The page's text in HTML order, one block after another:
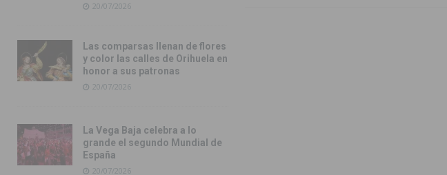
20/07/2026
Las comparsas llenan de flores
y color las calles de Orihuela en
honor a sus patronas
20/07/2026
La Vega Baja celebra a lo
grande el segundo Mundial de
España
20/07/2026